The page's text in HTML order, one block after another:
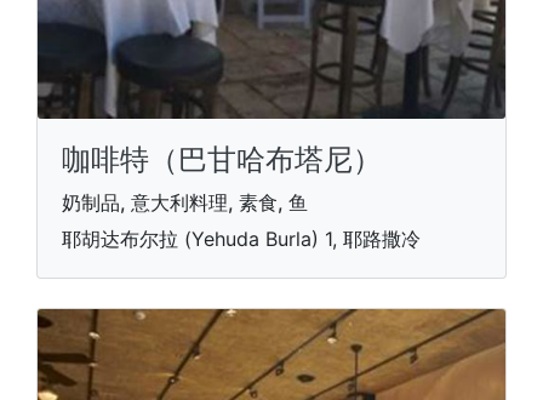
咖啡特（巴甘哈布塔尼）
奶制品, 意大利料理, 素食, 鱼
耶胡达布尔拉 (Yehuda Burla) 1, 耶路撒冷